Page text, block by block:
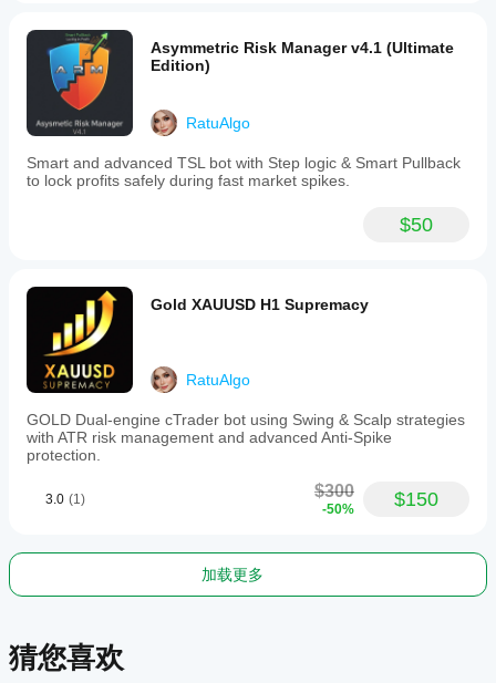
and
exits.
Users
are
advised
to
trade
with
the
to
nearest
structure
lines
before
executing
This
tool
is
as
filter
be
other
indicators
Asymmetric Risk Manager v4.1 (Ultimate
Edition)
RatuAlgo
Smart and advanced TSL bot with Step logic & Smart Pullback
to lock profits safely during fast market spikes.
$50
Gold XAUUSD H1 Supremacy
RatuAlgo
GOLD Dual-engine cTrader bot using Swing & Scalp strategies
with ATR risk management and advanced Anti-Spike
protection.
3.0 (1) $300
-50% $150
加载更多
猜您喜欢